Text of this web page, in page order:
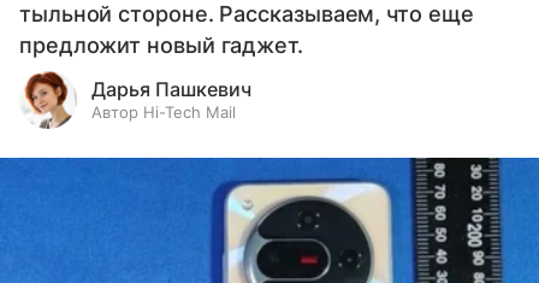
тыльной стороне. Рассказываем, что еще
предложит новый гаджет.
Дарья Пашкевич
Автор Hi-Tech Mail